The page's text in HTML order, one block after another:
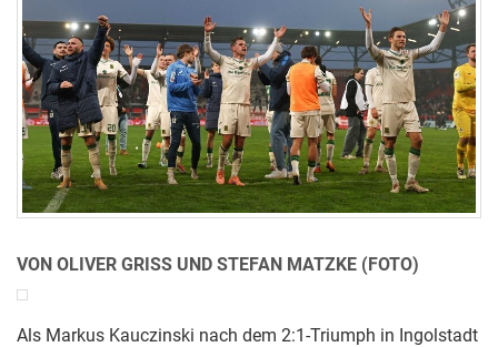
VON OLIVER GRISS UND STEFAN MATZKE (FOTO)
Als Markus Kauczinski nach dem 2:1-Triumph in Ingolstadt